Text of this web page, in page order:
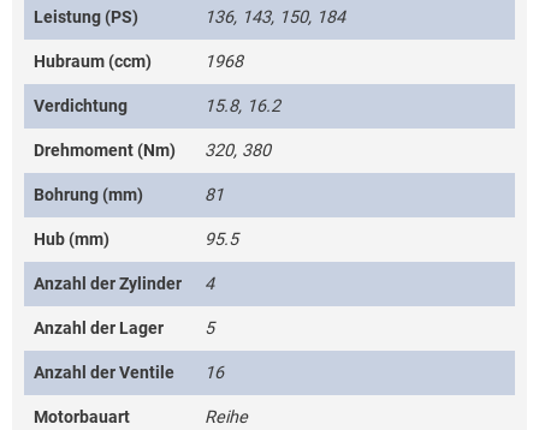
Leistung (PS) 136, 143, 150, 184
Hubraum (ccm) 1968
Verdichtung 15.8, 16.2
Drehmoment (Nm) 320, 380
Bohrung (mm) 81
Hub (mm) 95.5
Anzahl der Zylinder 4
Anzahl der Lager 5
Anzahl der Ventile 16
Motorbauart Reihe